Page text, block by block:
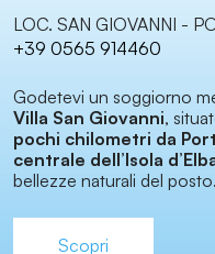
LOC. SAN GIOVANNI -
+39 0565 914460
Godetevi un soggiorno
Villa San Giovanni,
pochi chilometri da
centrale dell’Isola
bellezze naturali del posto.
Scopri